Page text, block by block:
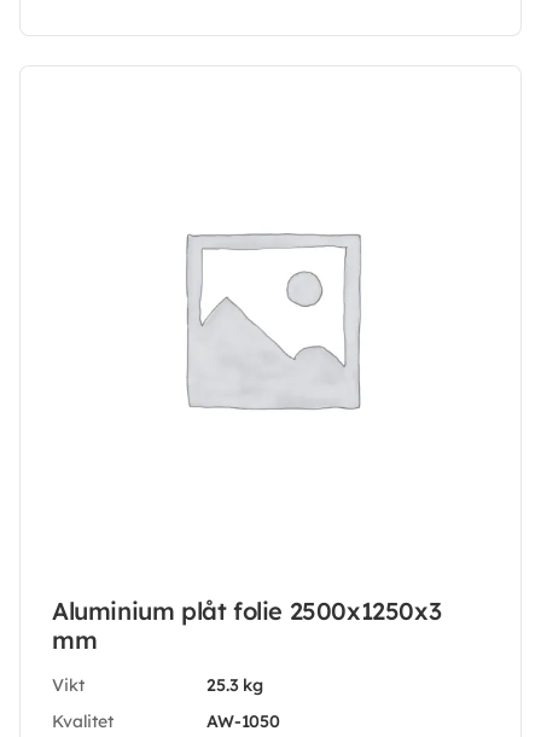
Aluminium plåt folie 2500x1250x3
mm
Vikt
25.3 kg
Kvalitet
AW-1050